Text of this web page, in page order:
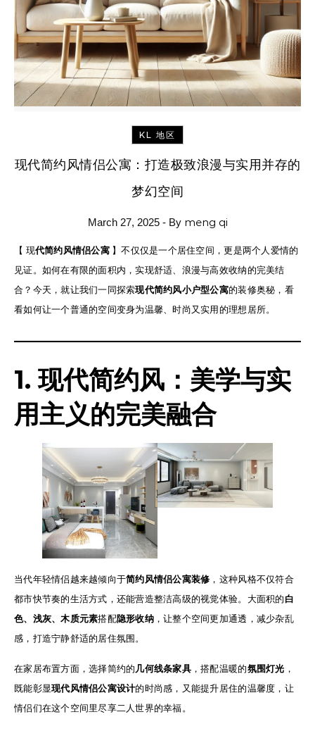
KL 地区
现代简约风情侣公寓：打造极致浪漫与实用并存的
梦幻空间
March 27, 2025 - By meng qi
【 现代简约风情侣公寓】不仅仅是一个居住空间，更是两个人爱情的
见证。如何在有限的面积内，实现舒适、浪漫与高效收纳的完美结
合？今天，就让我们一同探索现代简约风小户型公寓的装修奥秘，看
看如何让一个普通的空间变身为温馨、时尚又实用的理想居所。
1. 现代简约风：美学与实
用主义的完美融合
当代年轻情侣越来越倾向于简约风情侣公寓装修 ，这种风格不仅符合
都市快节奏的生活方式，还能营造整洁高级的视觉体验。大面积的白
色、浅灰、木质元素搭配隐形收纳，让整个空间更加通透，减少杂乱
感，打造宁静舒适的居住氛围。
在家居布置方面，选择简约的几何线条家具，搭配温暖的氛围灯光 ，
既能彰显现代风情侣公寓设计的时尚感，又能提升居住的温馨度，让
情侣们在这个空间里尽享二人世界的幸福。